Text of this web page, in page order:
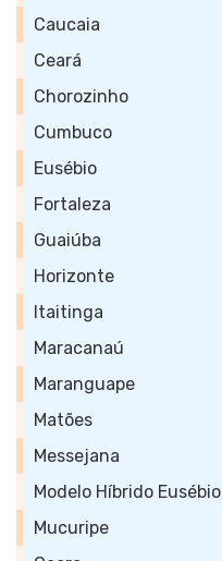
Caucaia
Ceará
Chorozinho
Cumbuco
Eusébio
Fortaleza
Guaiúba
Horizonte
Itaitinga
Maracanaú
Maranguape
Matões
Messejana
Modelo Híbrido Eusébio
Mucuripe